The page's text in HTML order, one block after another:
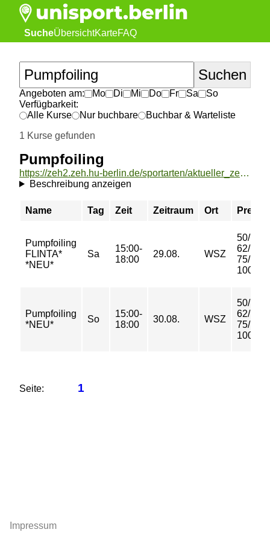
SucheÜbersichtKarteFAQ
Angeboten am: Mo Di Mi Do Fr Sa
So
Verfügbarkeit:
Alle Kurse
Nur buchbare
Buchbar & Warteliste
1 Kurse gefunden
Pumpfoiling
https://zeh2.zeh.hu-berlin.de/sportarten/aktueller_zeitraum/_Pumpfoiling.html
Beschreibung anzeigen
Name Tag Zeit Zeitraum Ort Preis
Pumpfoiling
FLINTA*
*NEU*
Sa
15:00-
18:00
29.08. WSZ
50/
62/
75/
100 €
Pumpfoiling
*NEU*
So
15:00-
18:00
30.08. WSZ
50/
62/
75/
100 €
Seite: 1
Impressum